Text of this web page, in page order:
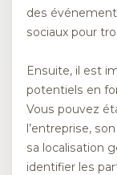
des
sociaux pour
Ensuite, il est
potentiels en
Vous pouvez
l’entreprise,
sa localisation
identifier les